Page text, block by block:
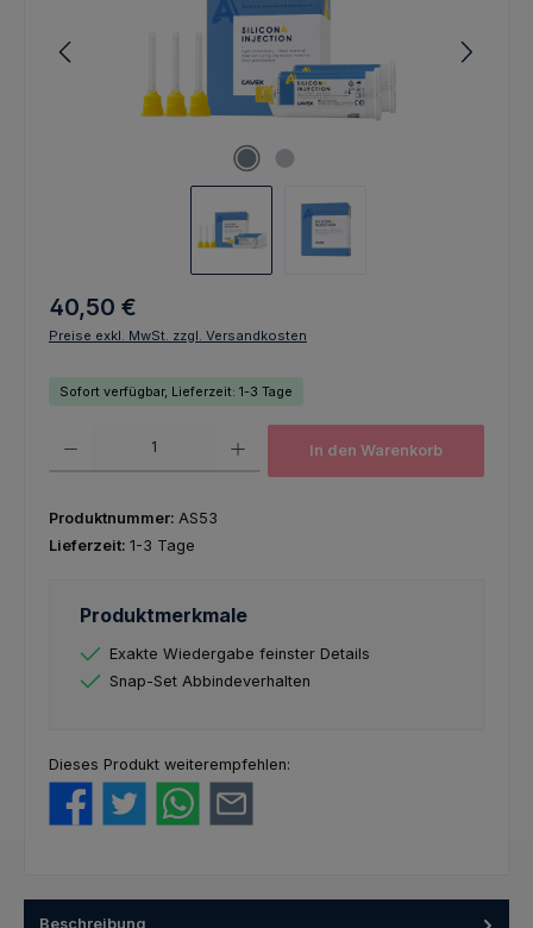
Regulärer Preis:
40,50 €
Preise exkl. MwSt. zzgl. Versandkosten
Sofort verfügbar, Lieferzeit: 1-3 Tage
In den Warenkorb
Produktnummer: AS53
Lieferzeit: 1-3 Tage
Produktmerkmale
Exakte Wiedergabe feinster Details
Snap-Set Abbindeverhalten
Dieses Produkt weiterempfehlen:
Beschreibung